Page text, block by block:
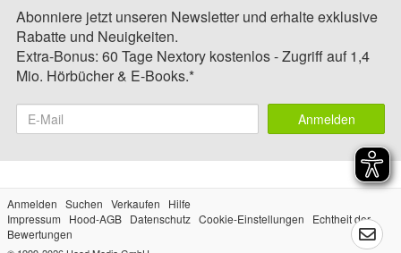
Abonniere jetzt unseren Newsletter und erhalte exklusive
Rabatte und Neuigkeiten.
Extra-Bonus: 60 Tage Nextory kostenlos - Zugriff auf 1,4
Mio. Hörbücher & E-Books.*
Anmelden
Anmelden Suchen Verkaufen
Hilfe
Impressum
Hood-AGB Datenschutz Cookie-Einstellungen
Echtheit der
Bewertungen